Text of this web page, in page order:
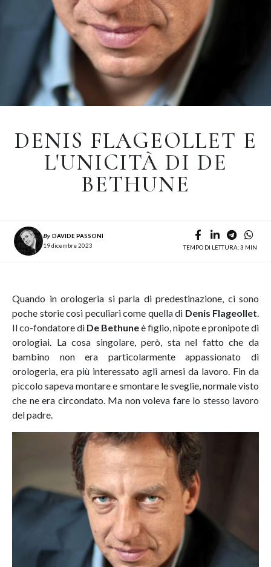
DENIS FLAGEOLLET E
L'UNICITÀ DI DE
BETHUNE
By DAVIDE PASSONI
19 dicembre 2023
TEMPO DI LETTURA: 3 MIN
Quando in orologeria si parla di predestinazione, ci sono
poche storie così peculiari come quella di Denis Flageollet.
Il co-fondatore di De Bethuneè figlio, nipote e pronipote di
orologiai. La cosa singolare, però, sta nel fatto che da
bambino non era particolarmente appassionato di
orologeria, era più interessato agli arnesi da lavoro. Fin da
piccolo sapeva montare e smontare le sveglie, normale visto
che ne era circondato. Ma non voleva fare lo stesso lavoro
del padre.